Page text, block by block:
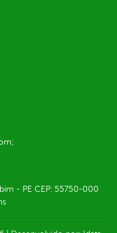
- PE CEP: 55750-000